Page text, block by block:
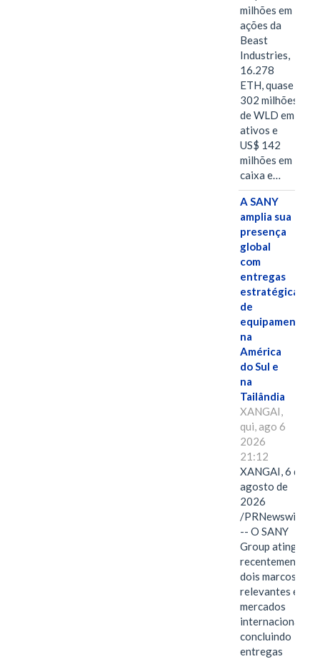
milhões em
ações da
Beast
Industries,
16.278
ETH, quase
302 milhões
de WLD em
ativos e
US$ 142
milhões em
caixa e…
A SANY
amplia sua
presença
global
com
entregas
estratégicas
de
equipamentos
na
América
do Sul e
na
Tailândia
XANGAI,
qui, ago 6
2026
21:12
XANGAI, 6 de
agosto de
2026
/PRNewswire/
-- O SANY
Group atingiu
recentemente
dois marcos
relevantes em
mercados
internacionais,
concluindo
entregas